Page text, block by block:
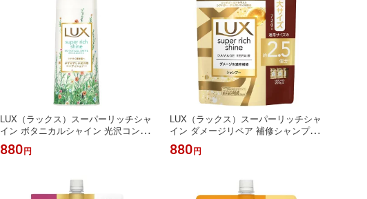
LUX（ラックス）スーパーリッチシャ
イン ボタニカルシャイン 光沢コンデ
ィショナー ポンプ 430g ユニリーバ
880 円
LUX（ラックス）スーパーリッチシャ
イン ダメージリペア 補修シャンプー
つめかえ用 720g ユニリーバ
880 円